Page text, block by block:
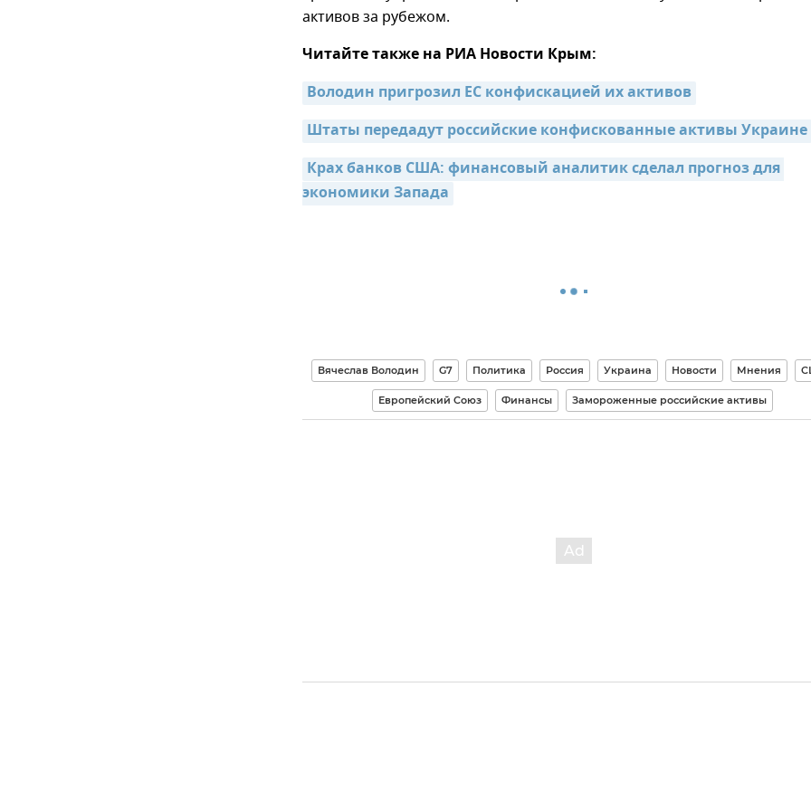
активов за рубежом.
Читайте также на РИА Новости Крым:
Володин пригрозил ЕС конфискацией их активов
Штаты передадут российские конфискованные активы Украине
Крах банков США: финансовый аналитик сделал прогноз для
экономики Запада
Вячеслав Володин G7 Политика Россия Украина Новости Мнения
Европейский Союз Финансы Замороженные российские активы